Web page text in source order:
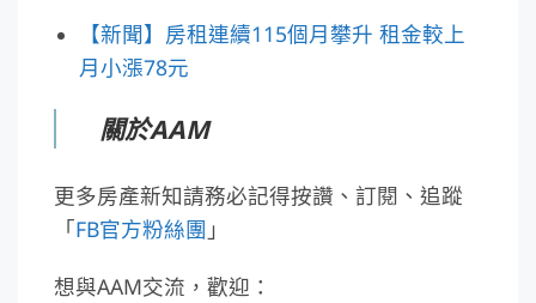
【新聞】房租連續115個月攀升 租金較上
月小漲78元
關於AAM
更多房產新知請務必記得按讚、訂閱、追蹤
「FB官方粉絲團 」
想與AAM交流，歡迎：